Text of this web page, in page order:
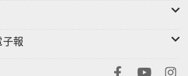
好的問話技術，你將可在職場佔得先
有──
報